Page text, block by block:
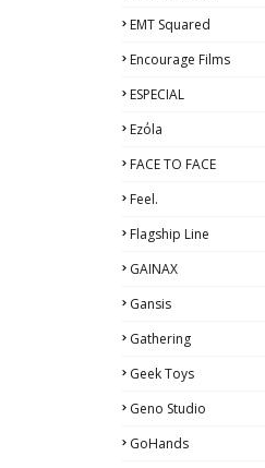
EMT Squared
Encourage Films
ESPECIAL
Ezόla
FACE TO FACE
Feel.
Flagship Line
GAINAX
Gansis
Gathering
Geek Toys
Geno Studio
GoHands